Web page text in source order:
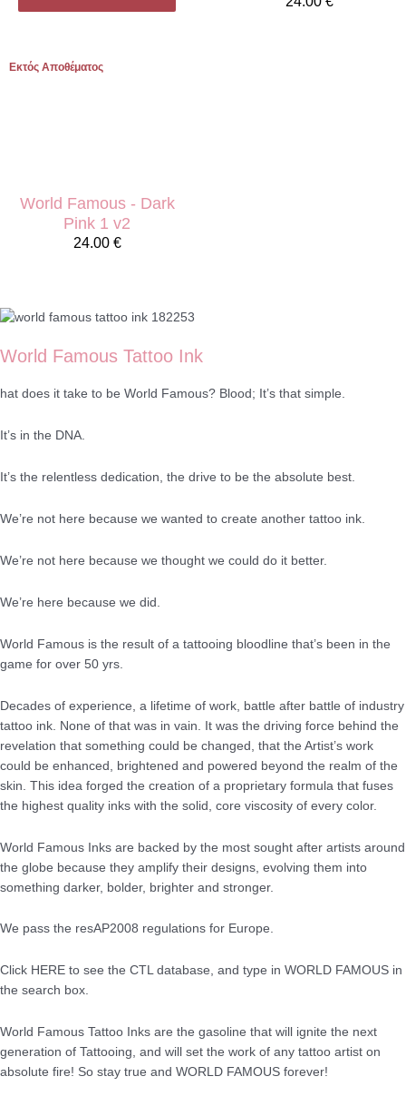
Εκτός Αποθέματος
World Famous - Dark
Pink 1 v2
24.00 €
World Famous Tattoo Ink
hat does it take to be World Famous? Blood; It’s that simple.
It’s in the DNA.
It’s the relentless dedication, the drive to be the absolute best.
We’re not here because we wanted to create another tattoo ink.
We’re not here because we thought we could do it better.
We’re here because we did.
World Famous is the result of a tattooing bloodline that’s been in the
game for over 50 yrs.
Decades of experience, a lifetime of work, battle after battle of industry
tattoo ink. None of that was in vain. It was the driving force behind the
revelation that something could be changed, that the Artist’s work
could be enhanced, brightened and powered beyond the realm of the
skin. This idea forged the creation of a proprietary formula that fuses
the highest quality inks with the solid, core viscosity of every color.
World Famous Inks are backed by the most sought after artists around
the globe because they amplify their designs, evolving them into
something darker, bolder, brighter and stronger.
We pass the resAP2008 regulations for Europe.
Click HERE to see the CTL database, and type in WORLD FAMOUS in
the search box.
World Famous Tattoo Inks are the gasoline that will ignite the next
generation of Tattooing, and will set the work of any tattoo artist on
absolute fire! So stay true and WORLD FAMOUS forever!